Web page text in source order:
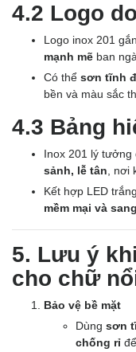
4.2 Logo
Logo inox 201
mạnh mẽ ban
Có thể sơn tĩnh
bền và màu sắc
4.3 Bảng
Inox 201 lý tưởng
sảnh, lễ tân ,
Kết hợp LED
mềm mại và
5. Lưu ý
cho chữ
Bảo vệ bề mặt
Dùng sơn
chống rỉ